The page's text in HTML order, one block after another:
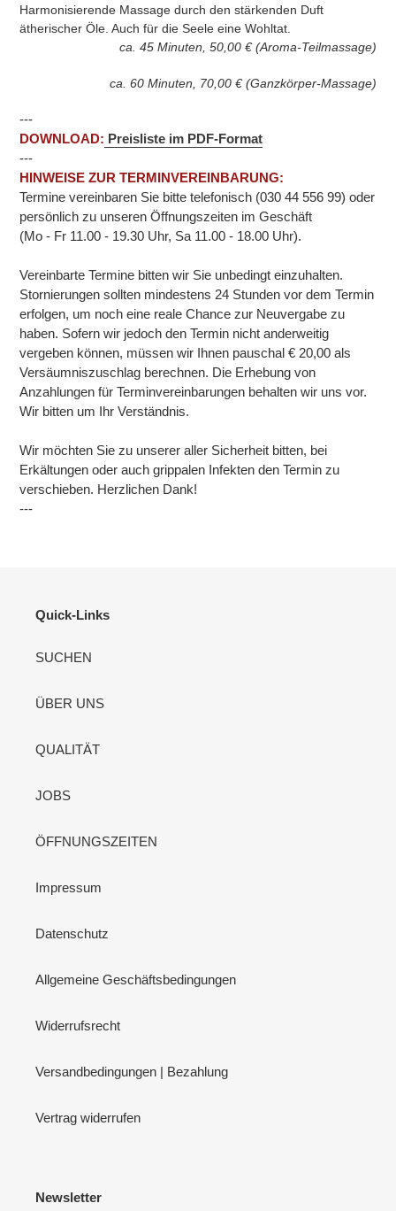
Harmonisierende Massage durch den stärkenden Duft
ätherischer Öle. Auch für die Seele eine Wohltat.
ca. 45 Minuten, 50,00 € (Aroma-Teilmassage)
ca. 60 Minuten, 70,00 € (Ganzkörper-Massage)
---
DOWNLOAD: Preisliste im PDF-Format
---
HINWEISE ZUR TERMINVEREINBARUNG:
Termine vereinbaren Sie bitte telefonisch (030 44 556 99) oder
persönlich zu unseren Öffnungszeiten im Geschäft
(Mo - Fr 11.00 - 19.30 Uhr, Sa 11.00 - 18.00 Uhr).
Vereinbarte Termine bitten wir Sie unbedingt einzuhalten.
Stornierungen sollten mindestens 24 Stunden vor dem Termin
erfolgen, um noch eine reale Chance zur Neuvergabe zu
haben. Sofern wir jedoch den Termin nicht anderweitig
vergeben können, müssen wir Ihnen pauschal € 20,00 als
Versäumniszuschlag berechnen. Die Erhebung von
Anzahlungen für Terminvereinbarungen behalten wir uns vor.
Wir bitten um Ihr Verständnis.
Wir möchten Sie zu unserer aller Sicherheit bitten, bei
Erkältungen oder auch grippalen Infekten den Termin zu
verschieben. Herzlichen Dank!
---
Quick-Links
SUCHEN
ÜBER UNS
QUALITÄT
JOBS
ÖFFNUNGSZEITEN
Impressum
Datenschutz
Allgemeine Geschäftsbedingungen
Widerrufsrecht
Versandbedingungen | Bezahlung
Vertrag widerrufen
Newsletter